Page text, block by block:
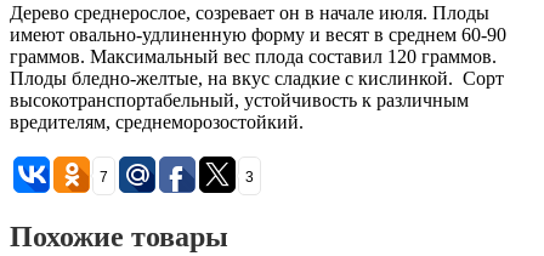
Дерево среднерослое, созревает он в начале июля. Плоды
имеют овально-удлиненную форму и весят в среднем 60-90
граммов. Максимальный вес плода составил 120 граммов.
Плоды бледно-желтые, на вкус сладкие с кислинкой. Сорт
высокотранспортабельный, устойчивость к различным
вредителям, среднеморозостойкий.
7 3
Похожие товары